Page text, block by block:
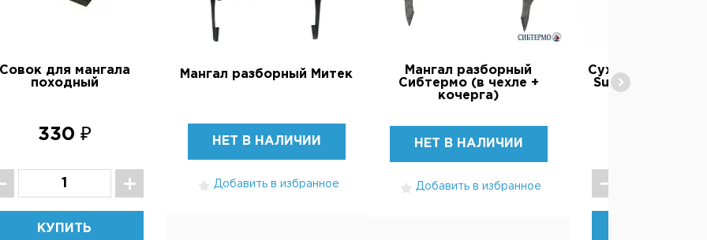
Совок для мангала
походный
330 ₽
КУПИТЬ
Мангал разборный Митек
НЕТ В НАЛИЧИИ
Добавить в избранное
Мангал разборный
Сибтермо (в чехле +
кочерга)
НЕТ В НАЛИЧИИ
Добавить в избранное
Сухие
SuperGrill (сетка